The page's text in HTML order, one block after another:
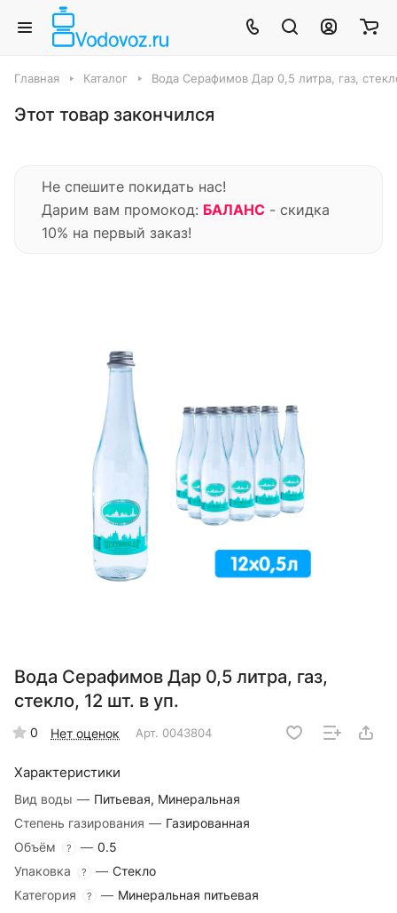
Главная Каталог Вода Серафимов Дар 0,5 литра, газ,
Этот товар закончился
Не спешите покидать нас!
Дарим вам промокод: БАЛАНС - скидка
10% на первый заказ!
Вода Серафимов Дар 0,5 литра, газ,
стекло, 12 шт. в уп.
0 Нет оценок Арт. 0043804
Характеристики
Вид воды — Питьевая, Минеральная
Степень газирования — Газированная
Объём
? — 0.5
Упаковка
? — Стекло
Категория
? — Минеральная питьевая